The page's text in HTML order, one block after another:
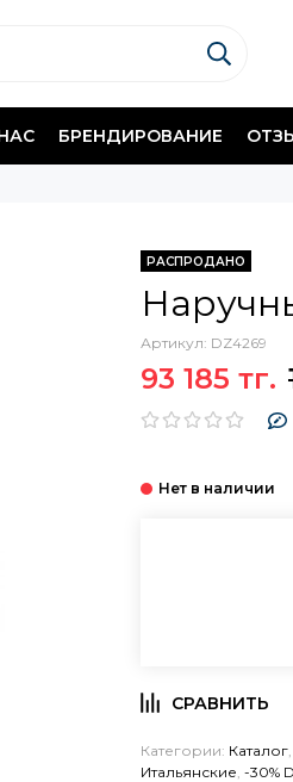
БРЕНДИРОВАНИЕ
РАСПРОДАНО
Артикул: DZ4269
93 185 тг.
Категории: Каталог
Итальянские -30%